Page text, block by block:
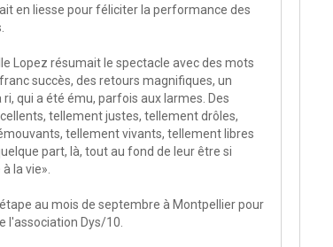
en liesse pour féliciter la performance des
Lopez résumait le spectacle avec des mots
succès, des retours magnifiques, un
ri, qui a été ému, parfois aux larmes. Des
tellement justes, tellement drôles,
tellement vivants, tellement libres
part, là, tout au fond de leur être si
la vie».
au mois de septembre à Montpellier pour
l'association Dys/10.